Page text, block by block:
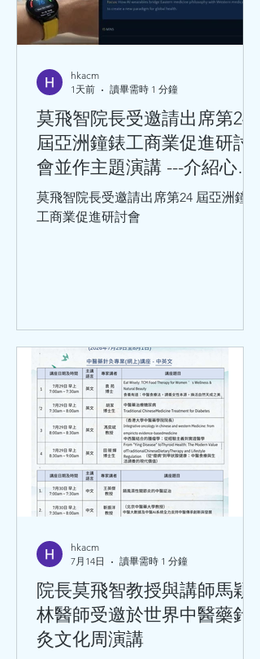
莫飛智院長受邀請出席第24
屆亞洲鐘錶工商業促進研討
會並作主題演講 ---介紹心率
變異性與心血管健康的關係
莫飛智院長受邀請出席第24 屆亞洲鐘錶
工商業促進研討會
hkacm
1天前
讀畢需時 1 分鐘
院長莫飛智教授與講師馬穎
林醫師受邀於世界中醫藥針
灸文化周演講
hkacm
7月14日
讀畢需時 1 分鐘